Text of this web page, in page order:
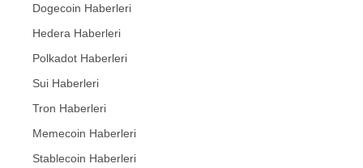
Dogecoin Haberleri
Hedera Haberleri
Polkadot Haberleri
Sui Haberleri
Tron Haberleri
Memecoin Haberleri
Stablecoin Haberleri